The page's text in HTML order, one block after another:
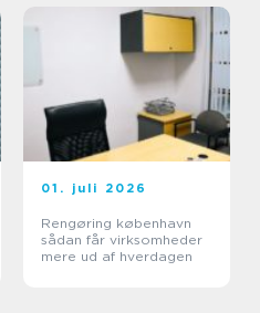
01. juli 2026
Rengøring københavn
sådan får virksomheder
mere ud af hverdagen